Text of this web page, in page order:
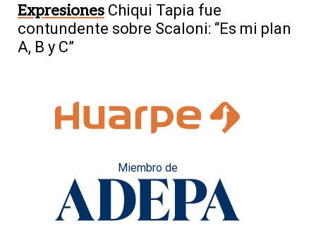
Expresiones Chiqui Tapia fue
contundente sobre Scaloni: “Es mi plan
A, B y C”
Miembro de